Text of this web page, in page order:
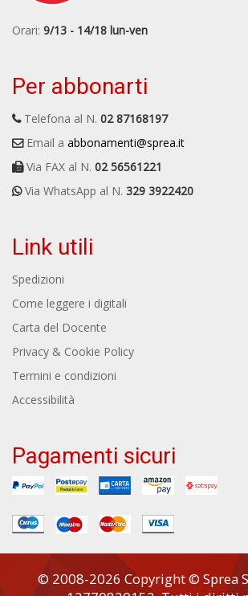
Orari: 9/13 - 14/18 lun-ven
Per abbonarti
Telefona al N. 02 87168197
Email a abbonamenti@sprea.it
Via FAX al N. 02 56561221
Via WhatsApp al N. 329 3922420
Link utili
Spedizioni
Come leggere i digitali
Carta del Docente
Privacy & Cookie Policy
Termini e condizioni
Accessibilità
Pagamenti sicuri
© 2008-2026 Copyright © Sprea